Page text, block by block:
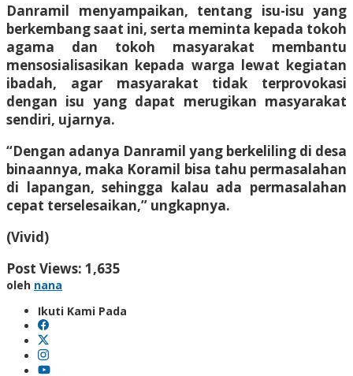
Danramil menyampaikan, tentang isu-isu yang
berkembang saat ini, serta meminta kepada tokoh
agama dan tokoh masyarakat membantu
mensosialisasikan kepada warga lewat kegiatan
ibadah, agar masyarakat tidak terprovokasi
dengan isu yang dapat merugikan masyarakat
sendiri, ujarnya.
“Dengan adanya Danramil yang berkeliling di desa
binaannya, maka Koramil bisa tahu permasalahan
di lapangan, sehingga kalau ada permasalahan
cepat terselesaikan,” ungkapnya.
(Vivid)
Post Views: 1,635
oleh nana
Ikuti Kami Pada